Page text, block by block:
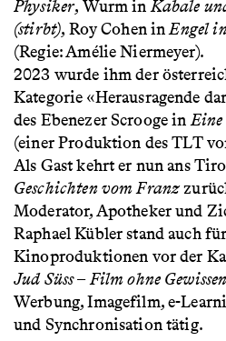
Physiker, Wurm inKabale
(stirbt), Roy Cohen inEngel
(Regie: Amélie Niermeyer).
2023 wurde ihm der
Kategorie «Herausragende
des Ebenezer Scrooge inEine
(einer Produktion des TLT
Als Gast kehrt er nun ans
Geschichten vom Franz
Moderator, Apotheker und
Raphael Kübler stand auch
Kinoproduktionen vor der
Jud Süss – Film ohne Gewissen
Werbung, Imagefilm, e-
und Synchronisation tätig.